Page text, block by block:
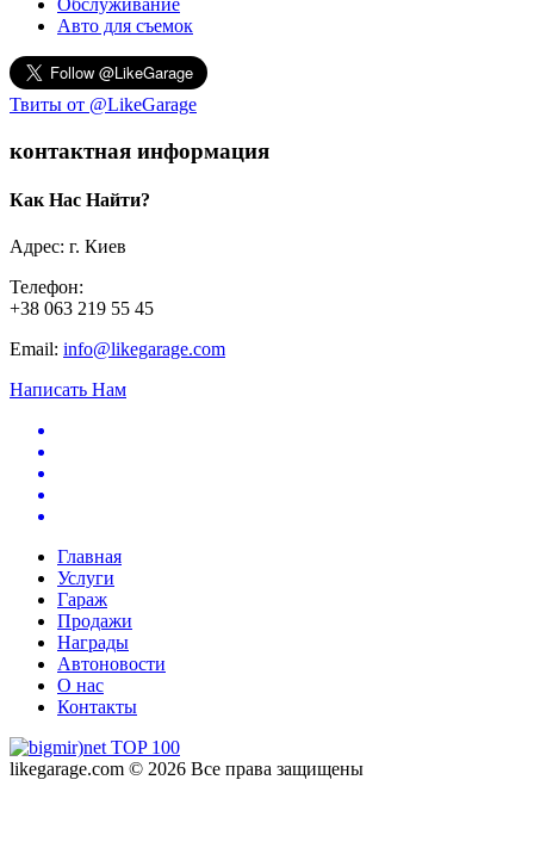
Обслуживание
Авто для съемок
Твиты от @LikeGarage
контактная информация
Как Нас Найти?
Адрес: г. Киев
Телефон:
+38 063 219 55 45
Email: info@likegarage.com
Написать Нам
Главная
Услуги
Гараж
Продажи
Награды
Автоновости
О нас
Контакты
likegarage.com © 2026 Все права защищены